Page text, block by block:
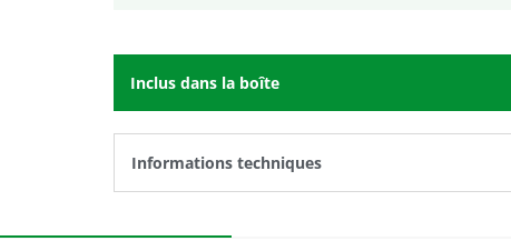
Inclus dans la boîte
Informations techniques